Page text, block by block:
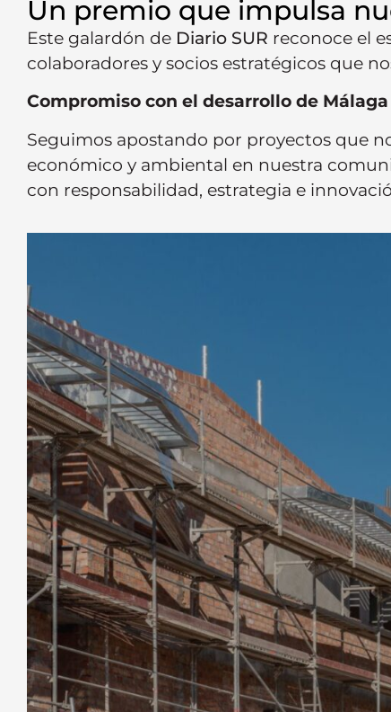
Un premio que impulsa
Este galardón de Diario SUR reconoce el
colaboradores y socios estratégicos que
Compromiso con el desarrollo de
Seguimos apostando por proyectos que
económico y ambiental en nuestra
con responsabilidad, estrategia e